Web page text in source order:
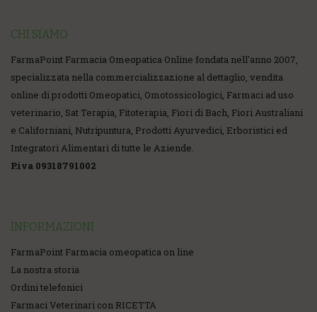
CHI SIAMO
FarmaPoint Farmacia Omeopatica Online fondata nell'anno 2007,
specializzata nella commercializzazione al dettaglio, vendita
online di prodotti Omeopatici, Omotossicologici, Farmaci ad uso
veterinario, Sat Terapia, Fitoterapia, Fiori di Bach, Fiori Australiani
e Californiani, Nutripuntura, Prodotti Ayurvedici, Erboristici ed
Integratori Alimentari di tutte le Aziende.
P.iva 09318791002
INFORMAZIONI
FarmaPoint Farmacia omeopatica on line
La nostra storia
Ordini telefonici
Farmaci Veterinari con RICETTA